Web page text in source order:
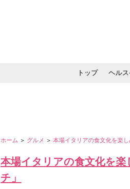
トップ ヘル
ホーム ＞ グルメ ＞ 本場イタリアの食文化を楽
本場イタリアの食文化を
チ」